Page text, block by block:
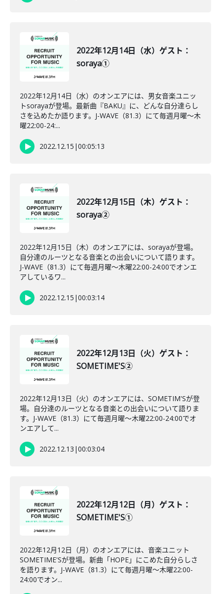
2022年12月14日（水）ゲスト：
soraya①
2022年12月14日（水）のオンエアには、男女音楽ユニッ
トsorayaが登場。最新曲『BAKU』に、どんな自分達らし
さを込めたか語ります。J-WAVE（81.3）にて毎週月曜～木
曜22:00-24:...
2022.12.15 |00:05:13
2022年12月15日（木）ゲスト：
soraya②
2022年12月15日（木）のオンエアには、sorayaが登場。
自分達のルーツとなる音楽との出会いについて語ります。
J-WAVE（81.3）にて毎週月曜～木曜22:00-24:00でオンエ
アしているワ...
2022.12.15 |00:03:14
2022年12月13日（火）ゲスト：
SOMETIME'S②
2022年12月13日（火）のオンエアには、SOMETIM'Sが登
場。自分達のルーツとなる音楽との出会いについて語りま
す。J-WAVE（81.3）にて毎週月曜～木曜22:00-24:00でオ
ンエアして...
2022.12.13 |00:03:04
2022年12月12日（月）ゲスト：
SOMETIME'S①
2022年12月12日（月）のオンエアには、音楽ユニット
SOMETIME'Sが登場。新曲「HOPE」にこめた自分らしさ
を語ります。J-WAVE（81.3）にて毎週月曜～木曜22:00-
24:00でオン...